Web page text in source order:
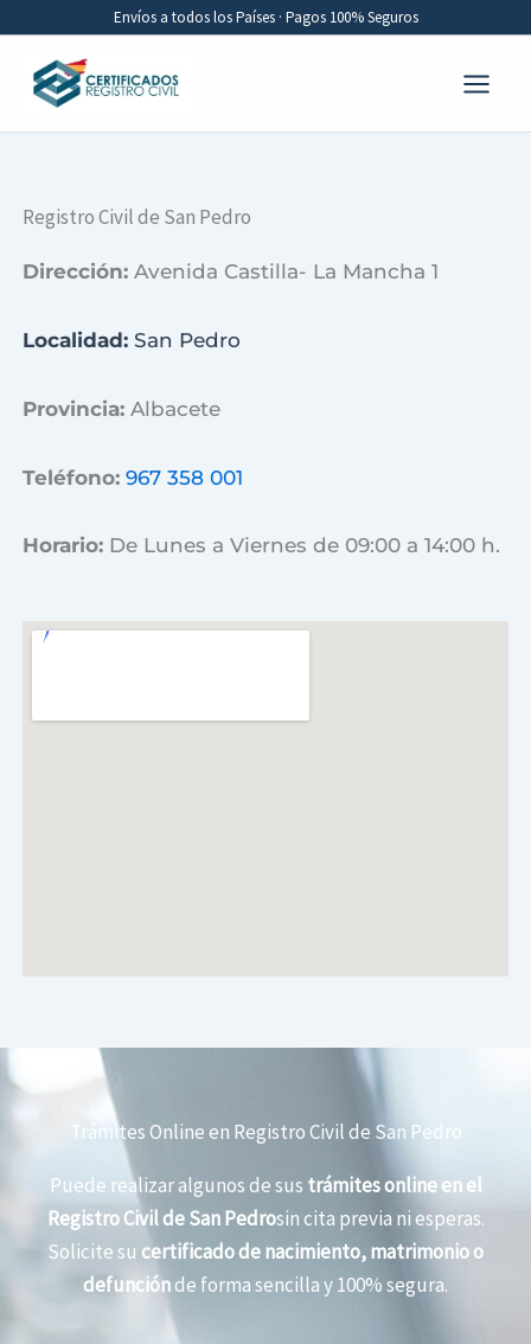
contenido
Envíos a todos los Países · Pagos 100% Seguros
Registro Civil de San Pedro
Dirección: Avenida Castilla- La Mancha 1
Localidad:San Pedro
Provincia:Albacete
Teléfono: 967 358 001
Horario: De Lunes a Viernes de 09:00 a 14:00 h.
Trámites Online en Registro Civil de San Pedro
Puede realizar algunos de sus trámites online en el
Registro Civil de San Pedrosin cita previa ni esperas.
Solicite su certificado de nacimiento, matrimonio o
defunciónde forma sencilla y 100% segura.